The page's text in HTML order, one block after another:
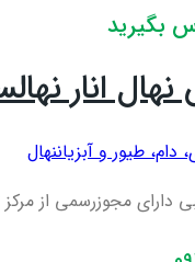
بگیرید
انار
طيور و آبزياننهال
دارای مجوزرسمی از مرکز